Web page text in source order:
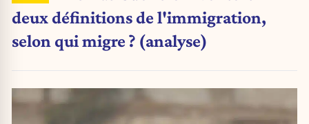
deux définitions de l'immigration,
selon qui migre ? (analyse)